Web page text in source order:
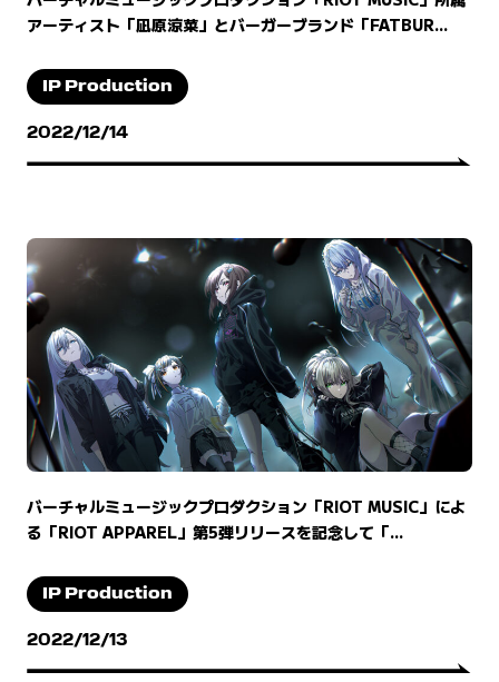
アーティスト「凪原涼菜」とバーガーブランド「FATBUR...
IP Production
2022/12/14
バーチャルミュージックプロダクション「RIOT MUSIC」によ
る「RIOT APPAREL」第5弾リリースを記念して「...
IP Production
2022/12/13